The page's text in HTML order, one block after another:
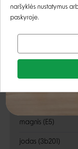
drėgmė
Priedai
magnis (E5)
jodas (3b201)
naršyklės nustatymus
paskyroje.